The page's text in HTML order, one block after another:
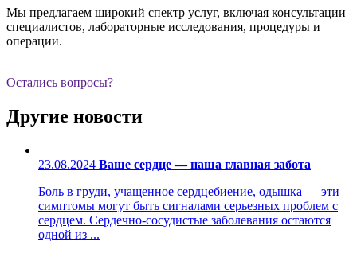
Мы предлагаем широкий спектр услуг, включая консультации
специалистов, лабораторные исследования, процедуры и
операции.
Остались вопросы?
Другие новости
23.08.2024 Ваше сердце — наша главная забота
Боль в груди, учащенное сердцебиение, одышка — эти
симптомы могут быть сигналами серьезных проблем с
сердцем. Сердечно-сосудистые заболевания остаются
одной из ...